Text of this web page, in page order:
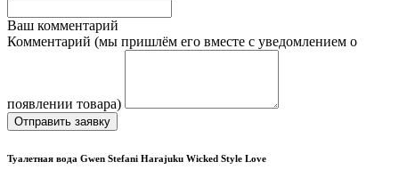
Ваш комментарий
Комментарий (мы пришлём его вместе с уведомлением о
появлении товара)
Отправить заявку
Туалетная вода Gwen Stefani Harajuku Wicked Style Love